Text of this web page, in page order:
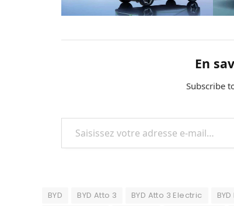
En
Subscribe
Saisissez votre adresse e-mail…
BYD BYD Atto 3 BYD Atto 3 Electric